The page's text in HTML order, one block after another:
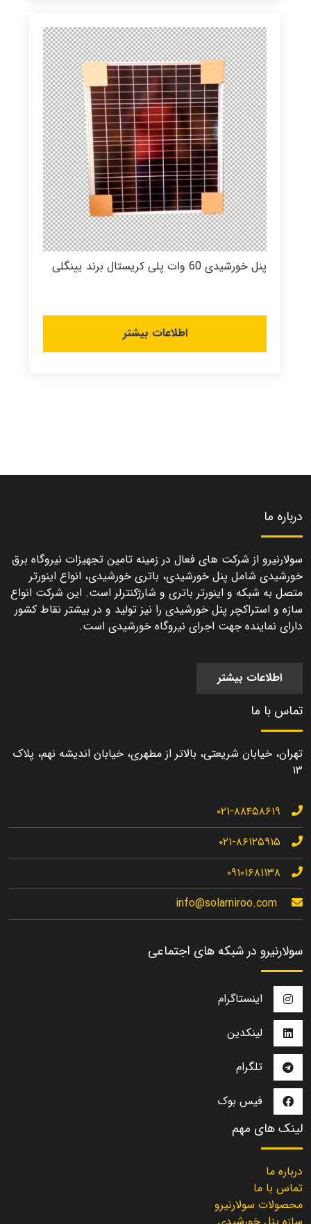
پنل خورشیدی 60 وات پلی کریستال برند یینگلی
اطلاعات بیشتر
درباره ما
سولارنیرو از شرکت های فعال در زمینه تامین تجهیزات نیروگاه برق
خورشیدی شامل پنل خورشیدی، باتری خورشیدی، انواع اینورتر
متصل به شبکه و اینورتر باتری و شارژکنترلر است. این شرکت انواع
سازه و استراکچر پنل خورشیدی را نیز تولید و در بیشتر نقاط کشور
دارای نماینده جهت اجرای نیروگاه خورشیدی است.
اطلاعات بیشتر
تماس با ما
تهران، خیابان شریعتی، بالاتر از مطهری، خیابان اندیشه نهم، پلاک
۱۳
۰۲۱-۸۸۴۵۸۶۱۹
۰۲۱-۸۶۱۲۵۹۱۵
۰۹۱۰۱۶۸۱۱۳۸
info@solarniroo.com
سولارنیرو در شبکه های اجتماعی
اینستاگرام
لینکدین
تلگرام
فیس بوک
لینک های مهم
درباره ما
تماس با ما
محصولات سولارنیرو